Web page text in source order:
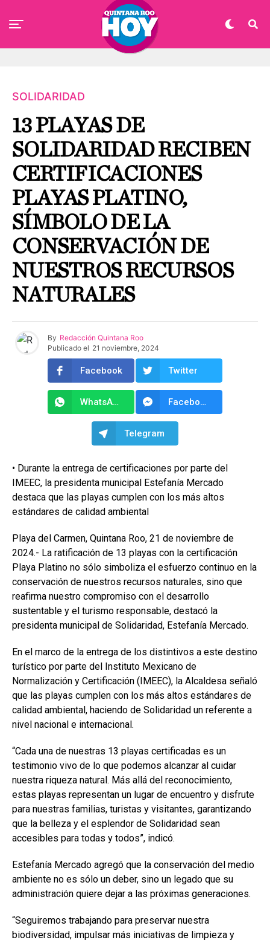
SOLIDARIDAD
13 PLAYAS DE
SOLIDARIDAD RECIBEN
CERTIFICACIONES
PLAYAS PLATINO,
SÍMBOLO DE LA
CONSERVACIÓN DE
NUESTROS RECURSOS
NATURALES
By Redacción Quintana Roo
Publicado el 21 noviembre, 2024
Facebook Twitter
WhatsApp Facebook Messenger
Telegram
• Durante la entrega de certificaciones por parte del
IMEEC, la presidenta municipal Estefanía Mercado
destaca que las playas cumplen con los más altos
estándares de calidad ambiental
Playa del Carmen, Quintana Roo, 21 de noviembre de
2024.- La ratificación de 13 playas con la certificación
Playa Platino no sólo simboliza el esfuerzo continuo en la
conservación de nuestros recursos naturales, sino que
reafirma nuestro compromiso con el desarrollo
sustentable y el turismo responsable, destacó la
presidenta municipal de Solidaridad, Estefanía Mercado.
En el marco de la entrega de los distintivos a este destino
turístico por parte del Instituto Mexicano de
Normalización y Certificación (IMEEC), la Alcaldesa señaló
que las playas cumplen con los más altos estándares de
calidad ambiental, haciendo de Solidaridad un referente a
nivel nacional e internacional.
“Cada una de nuestras 13 playas certificadas es un
testimonio vivo de lo que podemos alcanzar al cuidar
nuestra riqueza natural. Más allá del reconocimiento,
estas playas representan un lugar de encuentro y disfrute
para nuestras familias, turistas y visitantes, garantizando
que la belleza y el esplendor de Solidaridad sean
accesibles para todas y todos”, indicó.
Estefanía Mercado agregó que la conservación del medio
ambiente no es sólo un deber, sino un legado que su
administración quiere dejar a las próximas generaciones.
“Seguiremos trabajando para preservar nuestra
biodiversidad, impulsar más iniciativas de limpieza y